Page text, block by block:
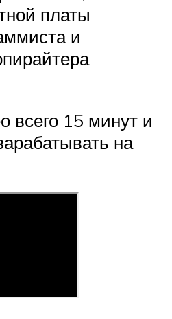
платы
и
всего 15 минут и
на